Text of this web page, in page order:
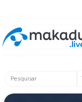
conteúdo
Pesquisar